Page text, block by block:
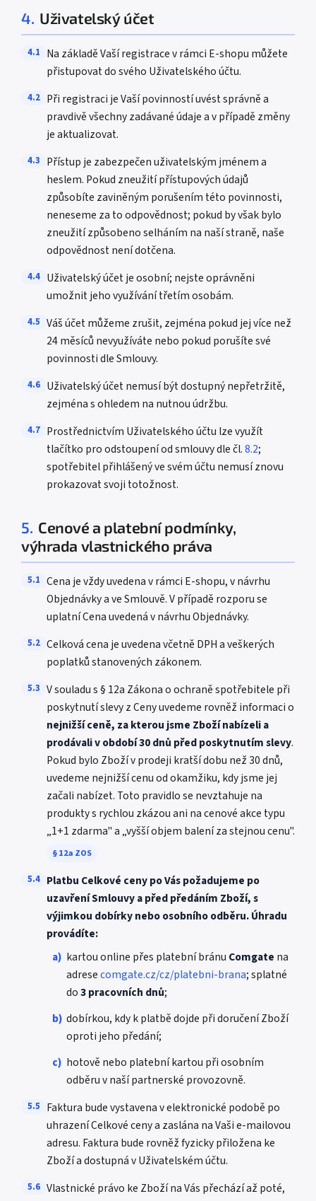
4. Uživatelský účet
4.1
Na základě Vaší registrace v rámci E-shopu můžete
přistupovat do svého Uživatelského účtu.
4.2 Při registraci je Vaší povinností uvést správně a
pravdivě všechny zadávané údaje a v případě změny
je aktualizovat.
4.3
Přístup je zabezpečen uživatelským jménem a
heslem. Pokud zneužití přístupových údajů
způsobíte zaviněným porušením této povinnosti,
neneseme za to odpovědnost; pokud by však bylo
zneužití způsobeno selháním na naší straně, naše
odpovědnost není dotčena.
4.4 Uživatelský účet je osobní; nejste oprávněni
umožnit jeho využívání třetím osobám.
4.5 Váš účet můžeme zrušit, zejména pokud jej více než
24 měsíců nevyužíváte nebo pokud porušíte své
povinnosti dle Smlouvy.
4.6 Uživatelský účet nemusí být dostupný nepřetržitě,
zejména s ohledem na nutnou údržbu.
4.7 Prostřednictvím Uživatelského účtu lze využít
tlačítko pro odstoupení od smlouvy dle čl.8.2;
spotřebitel přihlášený ve svém účtu nemusí znovu
prokazovat svoji totožnost.
5. Cenové a platební podmínky,
výhrada vlastnického práva
5.1 Cena je vždy uvedena v rámci E-shopu, v návrhu
Objednávky a ve Smlouvě. V případě rozporu se
uplatní Cena uvedená v návrhu Objednávky.
5.2 Celková cena je uvedena včetně DPH a veškerých
poplatků stanovených zákonem.
5.3 V souladu s § 12a Zákona o ochraně spotřebitele při
poskytnutí slevy z Ceny uvedeme rovněž informaci o
nejnižší ceně, za kterou jsme Zboží nabízeli a
prodávali v období 30 dnů před poskytnutím slevy.
Pokud bylo Zboží v prodeji kratší dobu než 30 dnů,
uvedeme nejnižší cenu od okamžiku, kdy jsme jej
začali nabízet. Toto pravidlo se nevztahuje na
produkty s rychlou zkázou ani na cenové akce typu
„1+1 zdarma" a „vyšší objem balení za stejnou cenu".
§ 12a ZOS
5.4 Platbu Celkové ceny po Vás požadujeme po
uzavření Smlouvy a před předáním Zboží, s
výjimkou dobírky nebo osobního odběru. Úhradu
provádíte:
a) kartou online přes platební bránu Comgate na
adresecomgate.cz/cz/platebni-brana; splatné
do3 pracovních dnů;
b) dobírkou, kdy k platbě dojde při doručení Zboží
oproti jeho předání;
c) hotově nebo platební kartou při osobním
odběru v naší partnerské provozovně.
5.5
Faktura bude vystavena v elektronické podobě po
uhrazení Celkové ceny a zaslána na Vaši e-mailovou
adresu. Faktura bude rovněž fyzicky přiložena ke
Zboží a dostupná v Uživatelském účtu.
5.6 Vlastnické právo ke Zboží na Vás přechází až poté,